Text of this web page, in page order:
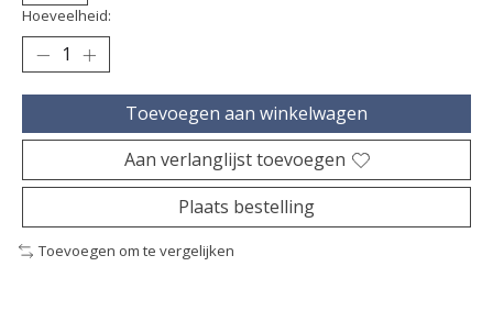
Hoeveelheid:
Toevoegen aan winkelwagen
Aan verlanglijst toevoegen
Plaats bestelling
Toevoegen om te vergelijken